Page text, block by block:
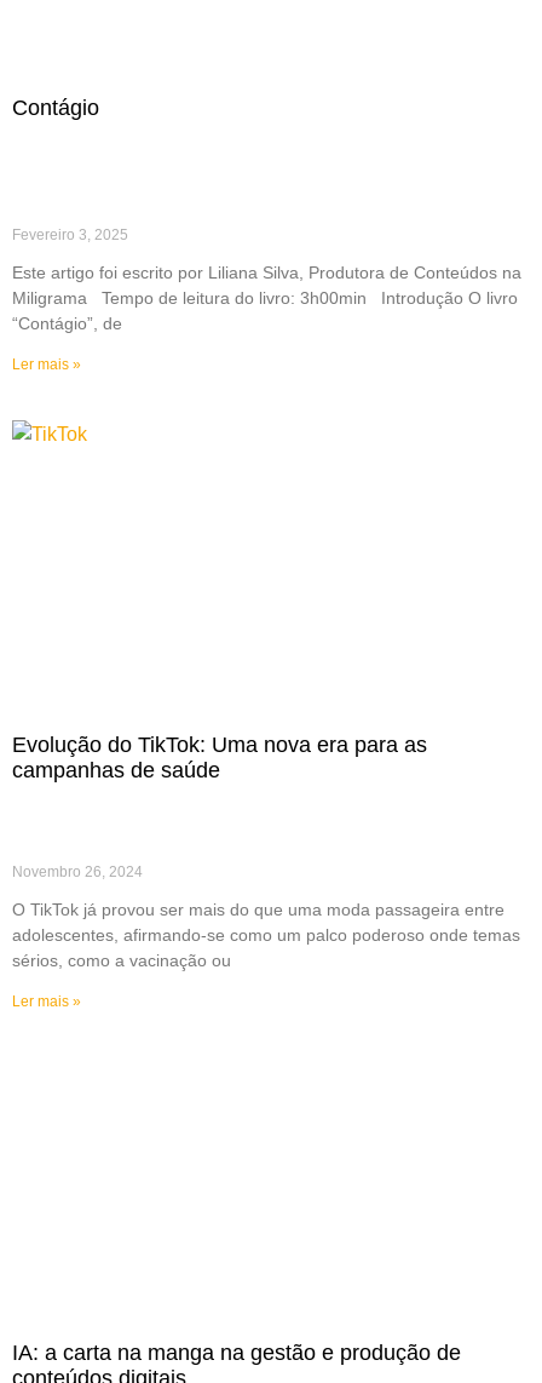
Contágio
Fevereiro 3, 2025
Este artigo foi escrito por Liliana Silva, Produtora de Conteúdos na
Miligrama Tempo de leitura do livro: 3h00min Introdução O livro
“Contágio”, de
Ler mais »
Evolução do TikTok: Uma nova era para as
campanhas de saúde
Novembro 26, 2024
O TikTok já provou ser mais do que uma moda passageira entre
adolescentes, afirmando-se como um palco poderoso onde temas
sérios, como a vacinação ou
Ler mais »
IA: a carta na manga na gestão e produção de
conteúdos digitais